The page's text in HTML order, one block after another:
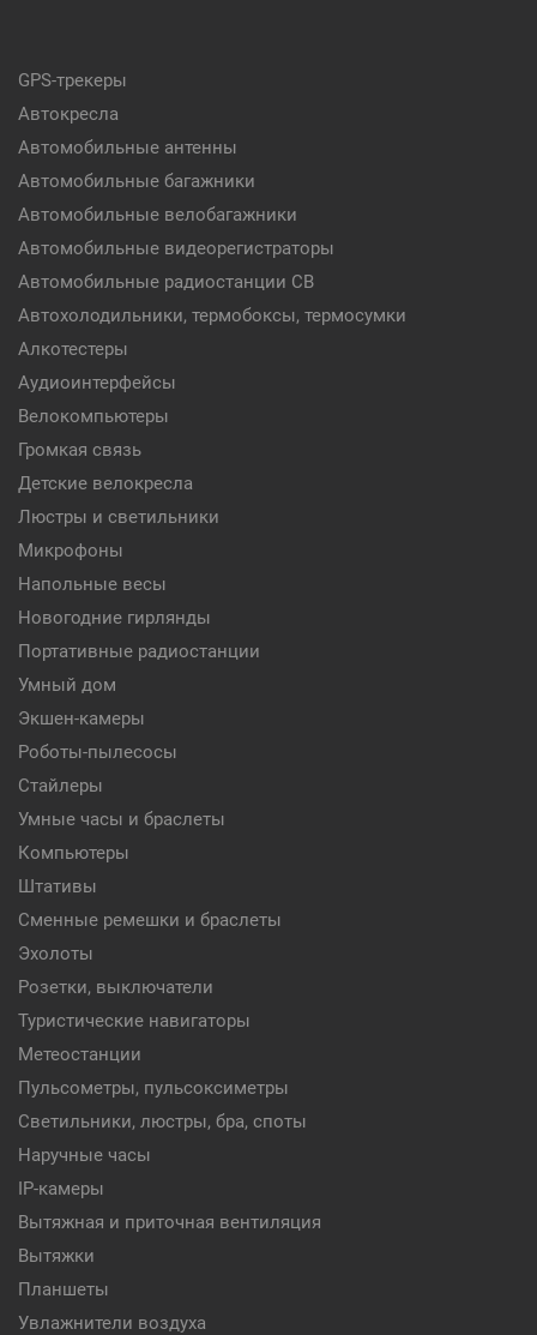
GPS-трекеры
Автокресла
Автомобильные антенны
Автомобильные багажники
Автомобильные велобагажники
Автомобильные видеорегистраторы
Автомобильные радиостанции CB
Автохолодильники, термобоксы, термосумки
Алкотестеры
Аудиоинтерфейсы
Велокомпьютеры
Громкая связь
Детские велокресла
Люстры и светильники
Микрофоны
Напольные весы
Новогодние гирлянды
Портативные радиостанции
Умный дом
Экшен-камеры
Роботы-пылесосы
Стайлеры
Умные часы и браслеты
Компьютеры
Штативы
Сменные ремешки и браслеты
Эхолоты
Розетки, выключатели
Туристические навигаторы
Метеостанции
Пульсометры, пульсоксиметры
Светильники, люстры, бра, споты
Наручные часы
IP-камеры
Вытяжная и приточная вентиляция
Вытяжки
Планшеты
Увлажнители воздуха